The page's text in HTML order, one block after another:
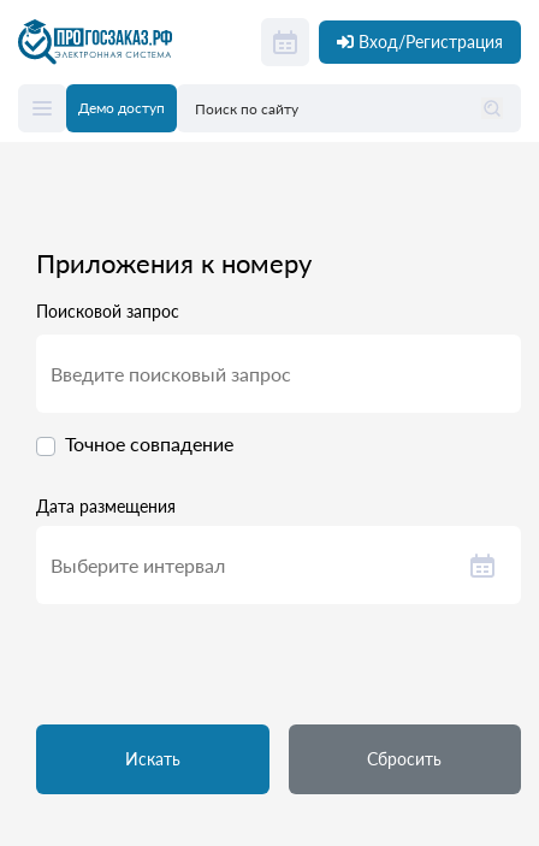
Вход/Регистрация
Демо доступ
Приложения к номеру
Поисковой запрос
Точное совпадение
Дата размещения
Искать Сбросить